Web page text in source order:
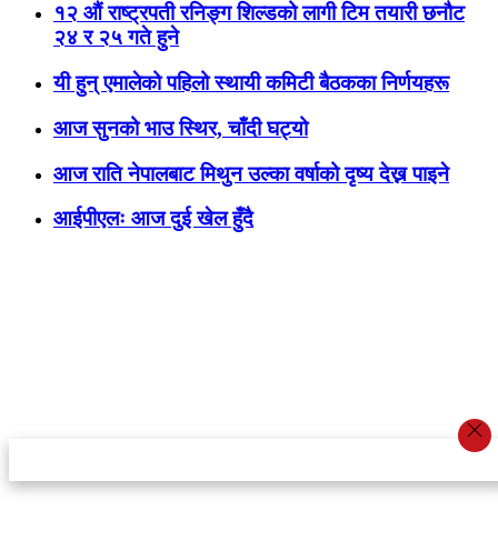
१२ औं राष्ट्रपती रनिङ्ग शिल्डको लागी टिम तयारी छनौट
२४ र २५ गते हुने
यी हुन् एमालेको पहिलो स्थायी कमिटी बैठकका निर्णयहरू
आज सुनको भाउ स्थिर, चाँदी घट्यो
आज राति नेपालबाट मिथुन उल्का वर्षाको दृष्य देख्न पाइने
आईपीएलः आज दुई खेल हुँदै